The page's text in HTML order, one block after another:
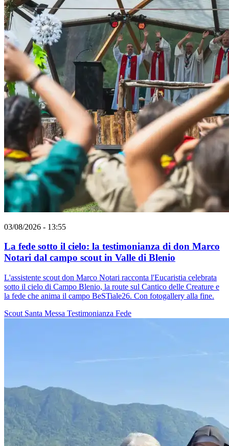
03/08/2026 - 13:55
La fede sotto il cielo: la testimonianza di don Marco
Notari dal campo scout in Valle di Blenio
L'assistente scout don Marco Notari racconta l'Eucaristia celebrata
sotto il cielo di Campo Blenio, la route sul Cantico delle Creature e
la fede che anima il campo BeSTiale26. Con fotogallery alla fine.
Scout Santa Messa Testimonianza Fede